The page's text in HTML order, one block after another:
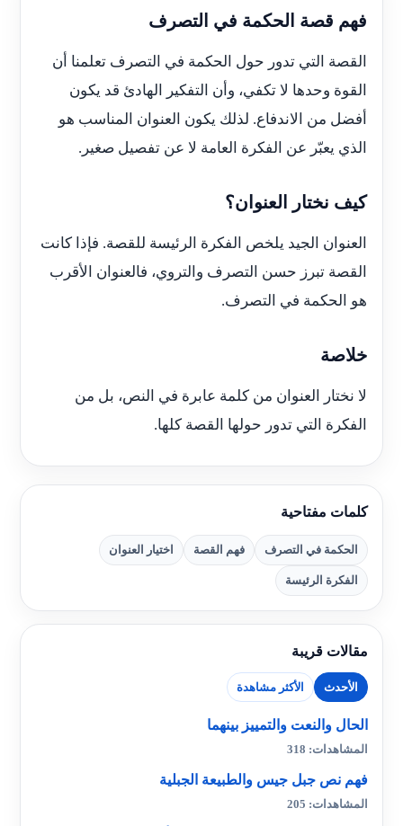
فهم قصة الحكمة في التصرف
القصة التي تدور حول الحكمة في التصرف تعلمنا أن
القوة وحدها لا تكفي، وأن التفكير الهادئ قد يكون
أفضل من الاندفاع. لذلك يكون العنوان المناسب هو
الذي يعبّر عن الفكرة العامة لا عن تفصيل صغير.
كيف نختار العنوان؟
العنوان الجيد يلخص الفكرة الرئيسة للقصة. فإذا كانت
القصة تبرز حسن التصرف والتروي، فالعنوان الأقرب
هو الحكمة في التصرف.
خلاصة
لا نختار العنوان من كلمة عابرة في النص، بل من
الفكرة التي تدور حولها القصة كلها.
كلمات مفتاحية
الحكمة في التصرف فهم القصة اختيار العنوان
الفكرة الرئيسة
مقالات قريبة
الأحدث الأكثر مشاهدة
الحال والنعت والتمييز بينهما
المشاهدات: 318
فهم نص جبل جيس والطبيعة الجبلية
المشاهدات: 205